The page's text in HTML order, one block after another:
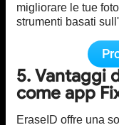
migliorare le tue
strumenti basati
5. Vantaggi
come app
EraseID offre una